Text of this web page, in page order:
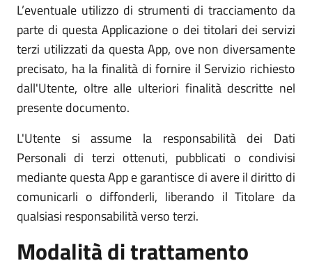
L’eventuale utilizzo di strumenti di tracciamento da
parte di questa Applicazione o dei titolari dei servizi
terzi utilizzati da questa App, ove non diversamente
precisato, ha la finalità di fornire il Servizio richiesto
dall'Utente, oltre alle ulteriori finalità descritte nel
presente documento.
L'Utente si assume la responsabilità dei Dati
Personali di terzi ottenuti, pubblicati o condivisi
mediante questa App e garantisce di avere il diritto di
comunicarli o diffonderli, liberando il Titolare da
qualsiasi responsabilità verso terzi.
Modalità di trattamento